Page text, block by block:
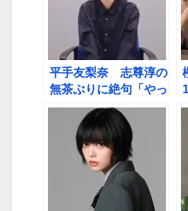
平手友梨奈 志尊淳の
無茶ぶりに絶句「やっ
てくれたな」